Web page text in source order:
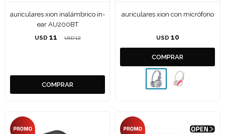
auriculares xion inalámbrico in-
ear AU200BT
USD 11 USD 12
auriculares xion con micrófono
USD 10